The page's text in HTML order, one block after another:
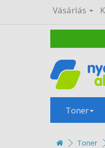
Vásárlás
Toner
Toner